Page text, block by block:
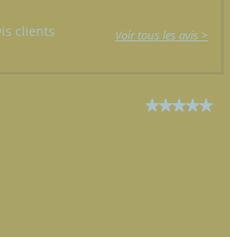
clients Voir tous les avis >